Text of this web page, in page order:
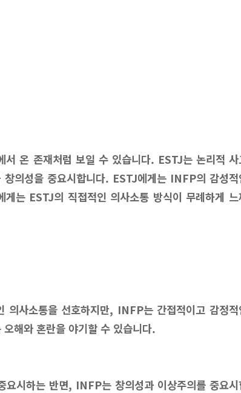
온 존재처럼 보일 수 있습니다. ESTJ는 논리적
의성을 중요시합니다. ESTJ에게는 INFP의 감성적
는 ESTJ의 직접적인 의사소통 방식이 무례하게
의사소통을 선호하지만, INFP는 간접적이고 감정
해와 혼란을 야기할 수 있습니다.
시하는 반면, INFP는 창의성과 이상주의를 중요시